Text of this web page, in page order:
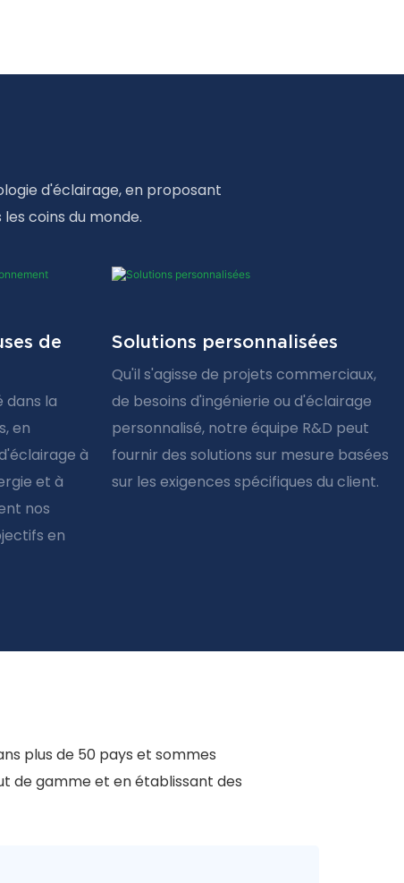
d'éclairage, en proposant
coins du monde.
de
dans la
en
à
et à
nos
en
Solutions personnalisées
Qu'il s'agisse de projets commerciaux,
de besoins d'ingénierie ou d'éclairage
personnalisé, notre équipe R&D peut
fournir des solutions sur mesure basées
sur les exigences spécifiques du client.
plus de 50 pays et sommes
de gamme et en établissant des